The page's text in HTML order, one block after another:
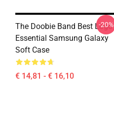
The Doobie Band Best Logo
Essential Samsung Galaxy
Soft Case
€ 14,81 - € 16,10
-20%